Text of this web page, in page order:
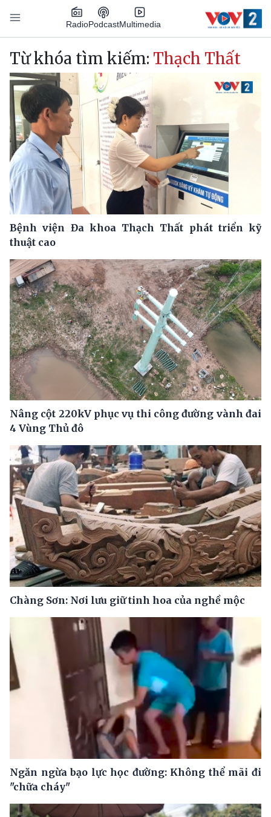
Nhảy đến nội dung
RadioPodcastMultimedia
Main navigation
Từ khóa tìm kiếm: Thạch Thất
Bệnh viện Đa khoa Thạch Thất phát triển kỹ
thuật cao
Nâng cột 220kV phục vụ thi công đường vành đai
4 Vùng Thủ đô
Chàng Sơn: Nơi lưu giữ tinh hoa của nghề mộc
Ngăn ngừa bạo lực học đường: Không thể mãi đi
"chữa cháy"